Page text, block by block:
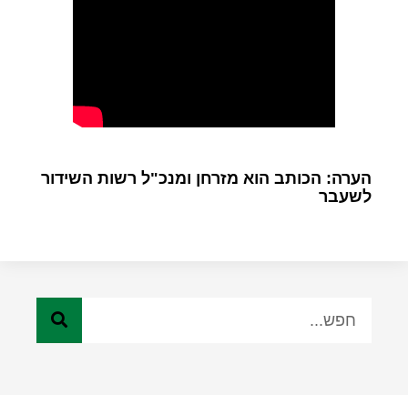
הערה: הכותב הוא מזרחן ומנכ"ל רשות השידור
לשעבר